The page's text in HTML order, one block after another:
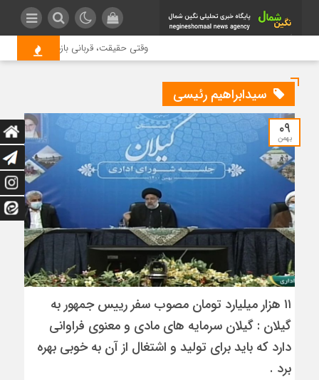
وقتی حقیقت، قربانی بازدید بیشتر
سیدابراهیم رئیسی
۰۹
بهمن
۱۱ هزار میلیارد تومان مصوب سفر رییس جمهور به
گیلان : گیلان سرمایه های مادی و معنوی فراوانی
دارد که باید برای تولید و اشتغال از آن به خوبی بهره
برد .